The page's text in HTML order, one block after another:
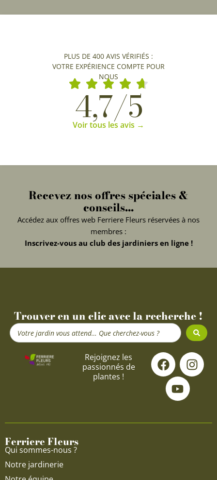
PLUS DE 400 AVIS VÉRIFIÉS :
VOTRE EXPÉRIENCE COMPTE POUR
NOUS
4,7/5
Voir tous les avis →
Recevez nos offres spéciales &
conseils...
Accédez aux offres web Ferriere Fleurs réservées à nos
membres :
Inscrivez-vous au club des jardiniers en ligne !
Trouver en un clic avec la recherche !
Search
...
Rejoignez les
passionnés de
plantes !
F
a
c
e
o
I
n
s
g
Y
o
u
t
u
b
Ferriere Fleurs
Qui sommes-nous ?
Notre jardinerie